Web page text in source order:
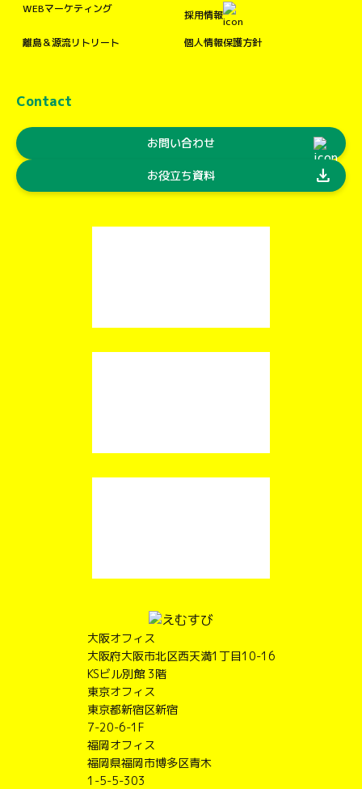
WEBマーケティング
離島＆源流リトリート
採用情報
個人情報保護方針
Contact
お問い合わせ
お役立ち資料 download
大阪オフィス
大阪府大阪市北区西天満1丁目10-16
KSビル別館 3階
東京オフィス
東京都新宿区新宿
7-20-6-1F
福岡オフィス
福岡県福岡市博多区青木
1-5-5-303